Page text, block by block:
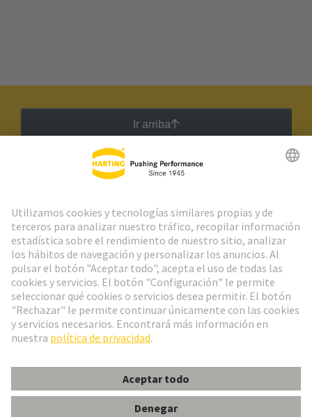
Ir arriba
Ir al registro
Portugal Español
© Grupo Tecnológico HARTING